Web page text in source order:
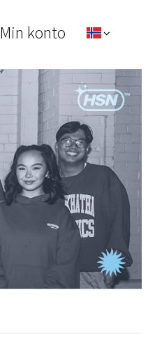
Min konto